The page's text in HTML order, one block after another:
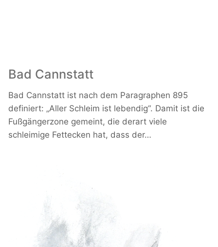
Bad Cannstatt
Bad Cannstatt ist nach dem Paragraphen 895
definiert: „Aller Schleim ist lebendig“. Damit ist die
Fußgängerzone gemeint, die derart viele
schleimige Fettecken hat, dass der…